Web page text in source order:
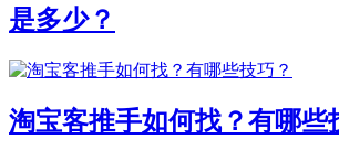
是多少？
淘宝客推手如何找？有哪些